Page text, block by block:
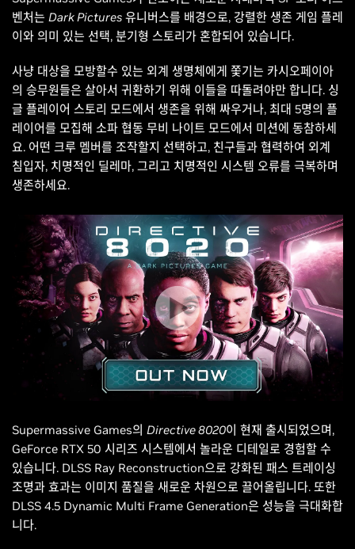
벤처는 Dark Pictures 유니버스를 배경으로, 강렬한 생존 게임 플레
이와 의미 있는 선택, 분기형 스토리가 혼합되어 있습니다.
사냥 대상을 모방할수 있는 외계 생명체에게 쫓기는 카시오페이아
의 승무원들은 살아서 귀환하기 위해 이들을 따돌려야만 합니다. 싱
글 플레이어 스토리 모드에서 생존을 위해 싸우거나, 최대 5명의 플
레이어를 모집해 소파 협동 무비 나이트 모드에서 미션에 동참하세
요. 어떤 크루 멤버를 조작할지 선택하고, 친구들과 협력하여 외계
침입자, 치명적인 딜레마, 그리고 치명적인 시스템 오류를 극복하며
생존하세요.
Supermassive Games의 Directive 8020이 현재 출시되었으며,
GeForce RTX 50 시리즈 시스템에서 놀라운 디테일로 경험할 수
있습니다. DLSS Ray Reconstruction으로 강화된 패스 트레이싱
조명과 효과는 이미지 품질을 새로운 차원으로 끌어올립니다. 또한
DLSS 4.5 Dynamic Multi Frame Generation은 성능을 극대화합
니다.